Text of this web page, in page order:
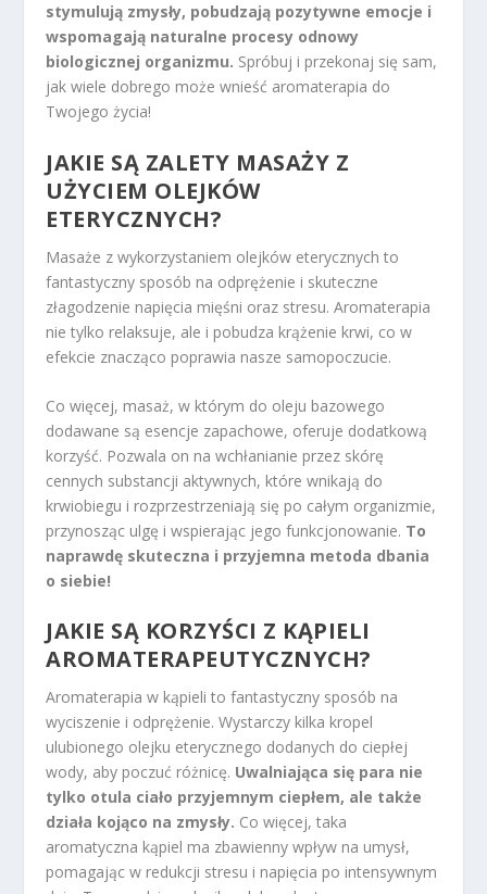
stymulują zmysły, pobudzają pozytywne emocje i
wspomagają naturalne procesy odnowy
biologicznej organizmu. Spróbuj i przekonaj się sam,
jak wiele dobrego może wnieść aromaterapia do
Twojego życia!
JAKIE SĄ ZALETY MASAŻY Z
UŻYCIEM OLEJKÓW
ETERYCZNYCH?
Masaże z wykorzystaniem olejków eterycznych to
fantastyczny sposób na odprężenie i skuteczne
złagodzenie napięcia mięśni oraz stresu. Aromaterapia
nie tylko relaksuje, ale i pobudza krążenie krwi, co w
efekcie znacząco poprawia nasze samopoczucie.
Co więcej, masaż, w którym do oleju bazowego
dodawane są esencje zapachowe, oferuje dodatkową
korzyść. Pozwala on na wchłanianie przez skórę
cennych substancji aktywnych, które wnikają do
krwiobiegu i rozprzestrzeniają się po całym organizmie,
przynosząc ulgę i wspierając jego funkcjonowanie. To
naprawdę skuteczna i przyjemna metoda dbania
o siebie!
JAKIE SĄ KORZYŚCI Z KĄPIELI
AROMATERAPEUTYCZNYCH?
Aromaterapia w kąpieli to fantastyczny sposób na
wyciszenie i odprężenie. Wystarczy kilka kropel
ulubionego olejku eterycznego dodanych do ciepłej
wody, aby poczuć różnicę. Uwalniająca się para nie
tylko otula ciało przyjemnym ciepłem, ale także
działa kojąco na zmysły. Co więcej, taka
aromatyczna kąpiel ma zbawienny wpływ na umysł,
pomagając w redukcji stresu i napięcia po intensywnym